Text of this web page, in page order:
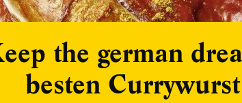
the german
besten